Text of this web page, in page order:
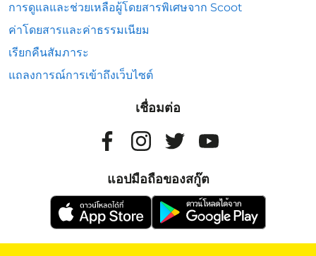
การดูแลและช่วยเหลือผู้โดยสารพิเศษจาก Scoot
ค่าโดยสารและค่าธรรมเนียม
เรียกคืนสัมภาระ
แถลงการณ์การเข้าถึงเว็บไซต์
เชื่อมต่อ
แอปมือถือของสกู๊ต